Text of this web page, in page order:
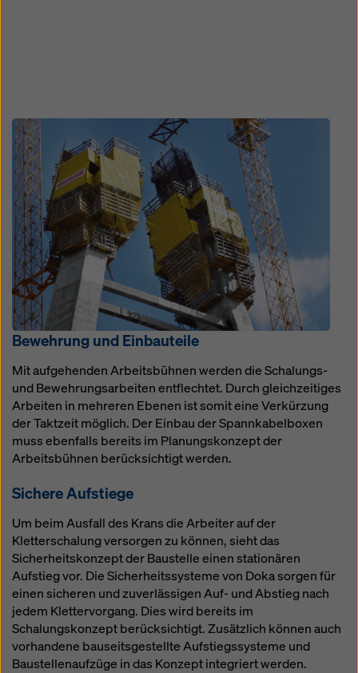
Open
Bewehrung und Einbauteile
Mit aufgehenden Arbeitsbühnen werden die Schalungs-
und Bewehrungsarbeiten entflechtet. Durch gleichzeitiges
Arbeiten in mehreren Ebenen ist somit eine Verkürzung
der Taktzeit möglich. Der Einbau der Spannkabelboxen
muss ebenfalls bereits im Planungskonzept der
Arbeitsbühnen berücksichtigt werden.
Sichere Aufstiege
Um beim Ausfall des Krans die Arbeiter auf der
Kletterschalung versorgen zu können, sieht das
Sicherheitskonzept der Baustelle einen stationären
Aufstieg vor. Die Sicherheitssysteme von Doka sorgen für
einen sicheren und zuverlässigen Auf- und Abstieg nach
jedem Klettervorgang. Dies wird bereits im
Schalungskonzept berücksichtigt. Zusätzlich können auch
vorhandene bauseitsgestellte Aufstiegssysteme und
Baustellenaufzüge in das Konzept integriert werden.